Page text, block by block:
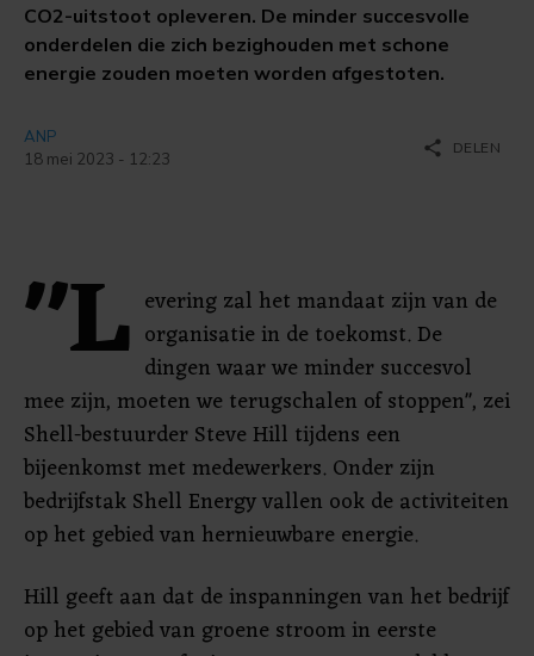
CO2-uitstoot opleveren. De minder succesvolle
onderdelen die zich bezighouden met schone
energie zouden moeten worden afgestoten.
ANP
18 mei 2023 - 12:23
share DELEN
"L evering zal het mandaat zijn van de
organisatie in de toekomst. De
dingen waar we minder succesvol
mee zijn, moeten we terugschalen of stoppen", zei
Shell-bestuurder Steve Hill tijdens een
bijeenkomst met medewerkers. Onder zijn
bedrijfstak Shell Energy vallen ook de activiteiten
op het gebied van hernieuwbare energie.
Hill geeft aan dat de inspanningen van het bedrijf
op het gebied van groene stroom in eerste